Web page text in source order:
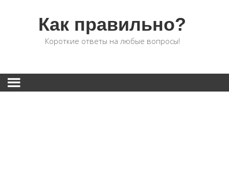
Как правильно?
Короткие ответы на любые вопросы!